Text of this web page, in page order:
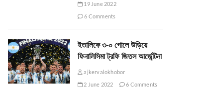
19 June 2022
6 Comments
ইতালিকে ৩-০ গোলে উড়িয়ে
ফিনালিসিমা ট্রফি জিতল আর্জেন্টিনা
ajkervalokhobor
2 June 2022
6 Comments